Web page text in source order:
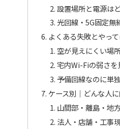
設置場所と電源は
光回線・5G固定無
よくある失敗とやっ
空が見えにくい場
宅内Wi-Fiの弱さを
予備回線なのに単
ケース別｜どんな人
山間部・離島・地
法人・店舗・工事